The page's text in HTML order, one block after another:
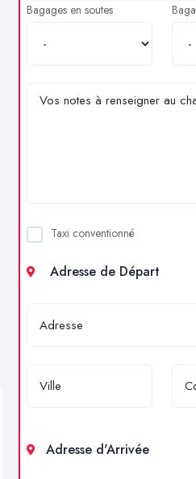
Bagages en soutes
Taxi conventionné
Adresse de Départ
Adresse d'Arrivée